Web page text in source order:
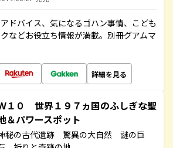
ドバイス、気になるゴハン事情、こども
などお役立ち情報が満載。別冊グアムマ
詳細を見る
１０ 世界１９７ヵ国のふしぎな聖
＆パワースポット
秘の古代遺跡 驚異の大自然 謎の巨